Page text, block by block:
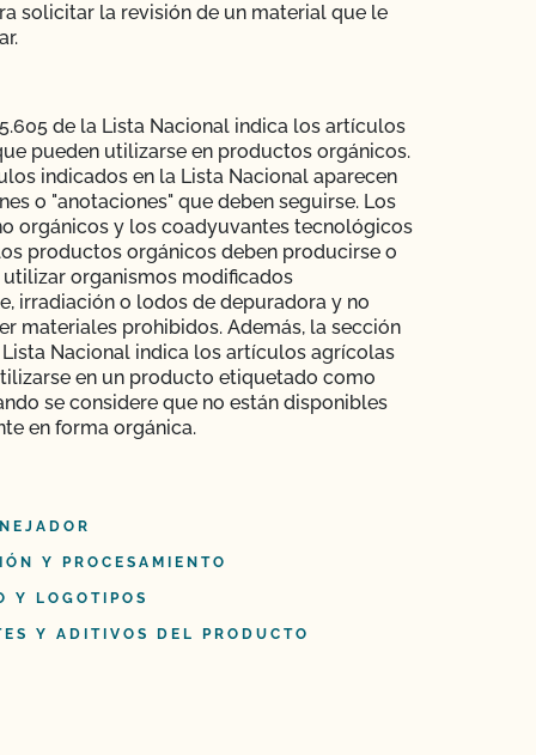
solicitar la revisión de un material que le
de la Lista Nacional indica los artículos
pueden utilizarse en productos orgánicos.
indicados en la Lista Nacional aparecen
o "anotaciones" que deben seguirse. Los
orgánicos y los coadyuvantes tecnológicos
productos orgánicos deben producirse o
utilizar organismos modificados
irradiación o lodos de depuradora y no
materiales prohibidos. Además, la sección
Nacional indica los artículos agrícolas
en un producto etiquetado como
se considere que no están disponibles
en forma orgánica.
Y PROCESAMIENTO
Y LOGOTIPOS
Y ADITIVOS DEL PRODUCTO